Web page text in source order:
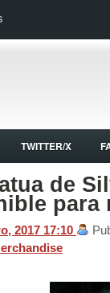
TWITTER/X
de
para
2017 17:10